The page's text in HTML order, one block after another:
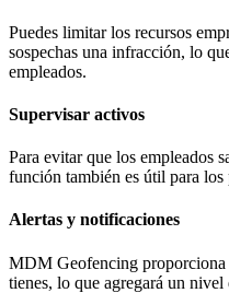
Puedes limitar los recursos
sospechas una infracción, lo
empleados.
Supervisar activos
Para evitar que los empleados
función también es útil para
Alertas y notificaciones
MDM Geofencing proporciona
tienes, lo que agregará un nivel